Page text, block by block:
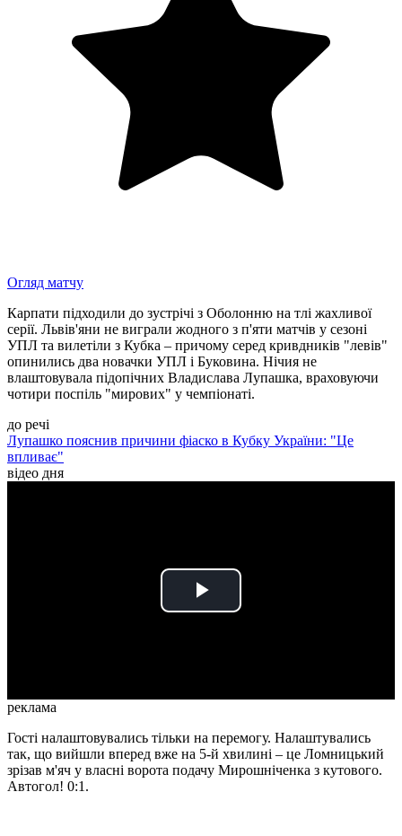
Огляд матчу
Карпати підходили до зустрічі з Оболонню на тлі жахливої
серії. Львів'яни не виграли жодного з п'яти матчів у сезоні
УПЛ та вилетіли з Кубка – причому серед кривдників "левів"
опинились два новачки УПЛ і Буковина. Нічия не
влаштовувала підопічних Владислава Лупашка, враховуючи
чотири поспіль "мирових" у чемпіонаті.
до речі
Лупашко пояснив причини фіаско в Кубку України: "Це
впливає"
відео дня
Play
реклама
Гості налаштовувались тільки на перемогу. Налаштувались
так, що вийшли вперед вже на 5-й хвилині – це Ломницький
зрізав м'яч у власні ворота подачу Мирошніченка з кутового.
Автогол! 0:1.